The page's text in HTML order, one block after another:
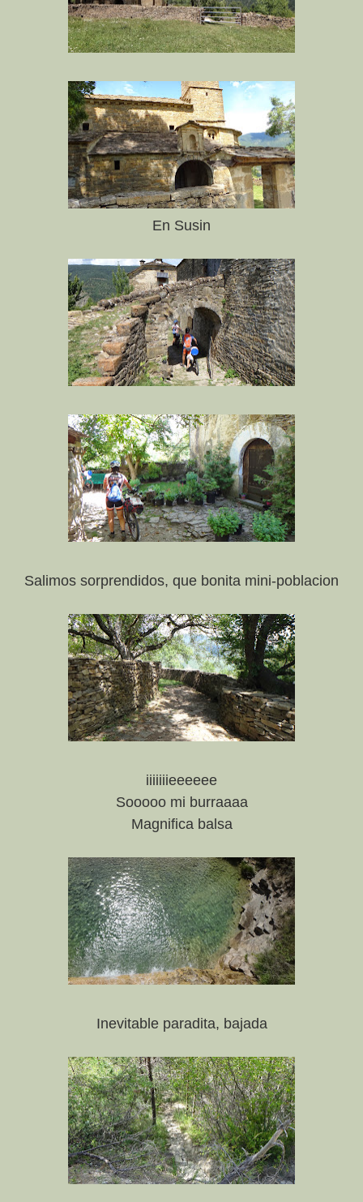
En Susin
Salimos sorprendidos, que bonita mini-poblacion
iiiiiiieeeeee
Sooooo mi burraaaa
Magnifica balsa
Inevitable paradita, bajada